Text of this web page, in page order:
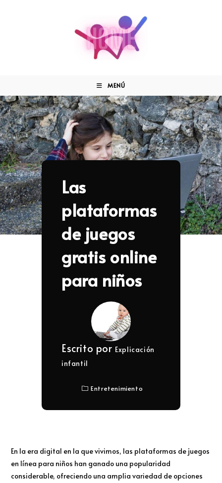
MENÚ
Las
plataformas
de juegos
gratis online
para niños
Escrito por Explicación
infantil
Entretenimiento
En la era digital en la que vivimos, las plataformas de juegos
en línea para niños han ganado una popularidad
considerable, ofreciendo una amplia variedad de opciones